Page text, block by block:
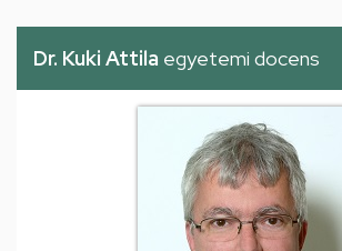
Dr. Kuki Attila egyetemi docens